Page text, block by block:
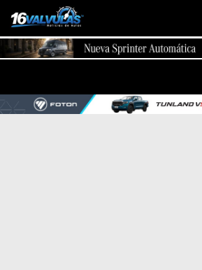
Saltar al contenido